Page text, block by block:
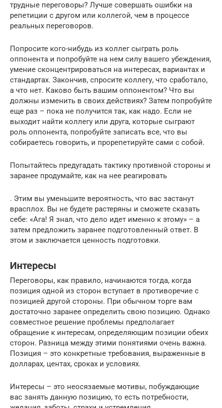
трудные переговоры? Лучше совершать ошибки на
репетиции с другом или коллегой, чем в процессе
реальных переговоров.
Попросите кого-нибудь из коллег сыграть роль
оппонента и попробуйте на нем силу вашего убеждения,
умение сконцентрироваться на интересах, вариантах и
стандартах. Закончив, спросите коллегу, что сработало,
а что нет. Каково быть вашим оппонентом? Что вы
должны изменить в своих действиях? Затем попробуйте
еще раз – пока не получится так, как надо. Если не
выходит найти коллегу или друга, которые сыграют
роль оппонента, попробуйте записать все, что вы
собираетесь говорить, и прорепетируйте сами с собой.
Попытайтесь предугадать тактику противной стороны и
заранее продумайте, как на нее реагировать
. Этим вы уменьшите вероятность, что вас застанут
врасплох. Вы не будете растеряны и сможете сказать
себе: «Ага! Я знал, что дело идет именно к этому» – а
затем предложить заранее подготовленный ответ. В
этом и заключается ценность подготовки.
Интересы
Переговоры, как правило, начинаются тогда, когда
позиция одной из сторон вступает в противоречие с
позицией другой стороны. При обычном торге вам
достаточно заранее определить свою позицию. Однако
совместное решение проблемы предполагает
обращение к интересам, определяющим позиции обеих
сторон. Разница между этими понятиями очень важна.
Позиция – это конкретные требования, выраженные в
долларах, центах, сроках и условиях.
Интересы – это неосязаемые мотивы, побуждающие
вас занять данную позицию, то есть потребности,